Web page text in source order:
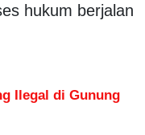
hukum berjalan
Ilegal di Gunung